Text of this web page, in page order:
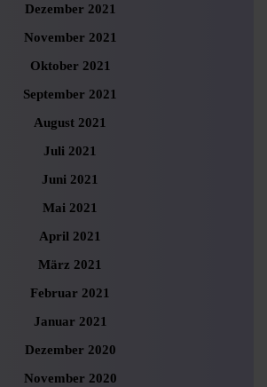
Dezember 2021
November 2021
Oktober 2021
September 2021
August 2021
Juli 2021
Juni 2021
Mai 2021
April 2021
März 2021
Februar 2021
Januar 2021
Dezember 2020
November 2020